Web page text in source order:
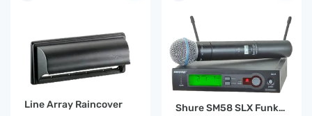
Line Array Raincover Shure SM58 SLX Funkmikro